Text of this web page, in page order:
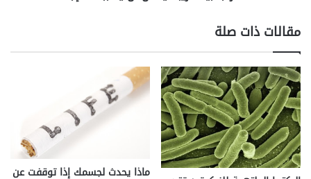
م
ن
ف
ي
ر
و
س
ن
ق
ص
غ
ر
ي
ب
ة
ي
م
ك
ن
أ
مقالات ذات صلة
ماذا يحدث لجسمك إذا توقفت عن